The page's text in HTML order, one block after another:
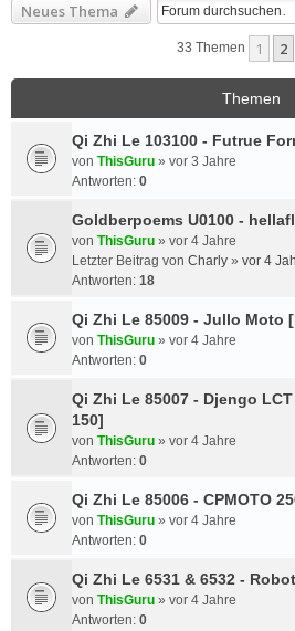
Neues Thema
33 Themen 1 2
Themen
Qi Zhi Le 103100 - Futrue
von ThisGuru » vor 3 Jahre
Antworten: 0
Goldberpoems U0100 -
von ThisGuru » vor 4 Jahre
Letzter Beitrag von Charly » vor 4
Antworten: 18
Qi Zhi Le 85009 - Jullo Moto
von ThisGuru » vor 4 Jahre
Antworten: 0
Qi Zhi Le 85007 - Djengo
150]
von ThisGuru » vor 4 Jahre
Antworten: 0
Qi Zhi Le 85006 - CPMOTO
von ThisGuru » vor 4 Jahre
Antworten: 0
Qi Zhi Le 6531 & 6532 -
von ThisGuru » vor 4 Jahre
Antworten: 0